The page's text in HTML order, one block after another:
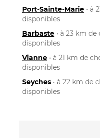
Port-Sainte-Marie • à
disponibles
Barbaste • à 23 km
disponibles
Vianne • à 21 km de
disponibles
Seyches • à 22 km de
disponibles